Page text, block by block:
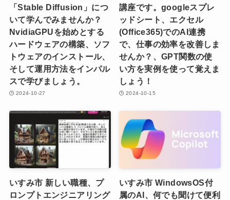
「Stable Diffusion」につ
いて学んでみませんか？
NvidiaGPUを始めとする
ハードウェアの構築、ソフ
トウェアのインストール、
そして運用方法をインパル
スで学びましょう。
2024-10-27
講座です。googleスプレ
ッドシート、エクセル
(Office365)でのAI連携
で、仕事の効率を改善しま
せんか？、GPT関数の使
い方を実例を使って覚えま
しょう！
2024-10-15
いすみ市 新しい職種、プ
ロンプトエンジニアリング
いすみ市 WindowsOS付
属のAI、何でも聞けて便利